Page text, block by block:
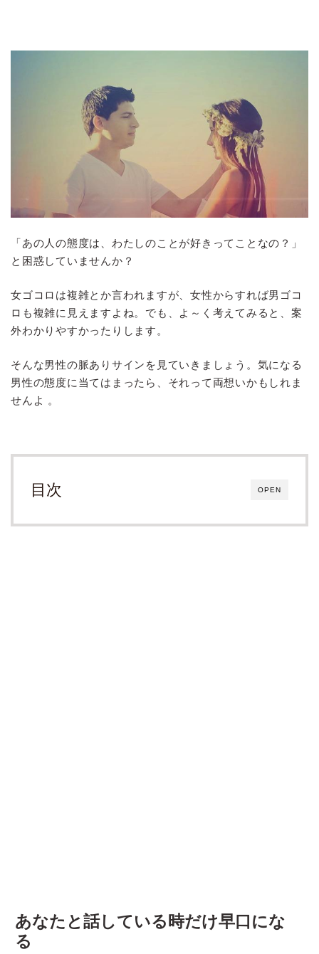
「あの人の態度は、わたしのことが好きってことなの？」
と困惑していませんか？
女ゴコロは複雑とか言われますが、女性からすれば男ゴコ
ロも複雑に見えますよね。でも、よ～く考えてみると、案
外わかりやすかったりします。
そんな男性の脈ありサインを見ていきましょう。気になる
男性の態度に当てはまったら、それって両想いかもしれま
せんよ 。
OPEN
目次
あなたと話している時だけ早口にな
る